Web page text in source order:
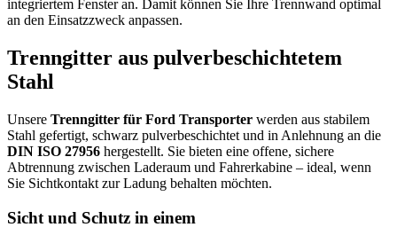
integriertem Fenster an. Damit können Sie Ihre Trennwand optimal
an den Einsatzzweck anpassen.
Trenngitter aus pulverbeschichtetem
Stahl
Unsere Trenngitter für Ford Transporter werden aus stabilem
Stahl gefertigt, schwarz pulverbeschichtet und in Anlehnung an die
DIN ISO 27956 hergestellt. Sie bieten eine offene, sichere
Abtrennung zwischen Laderaum und Fahrerkabine – ideal, wenn
Sie Sichtkontakt zur Ladung behalten möchten.
Sicht und Schutz in einem